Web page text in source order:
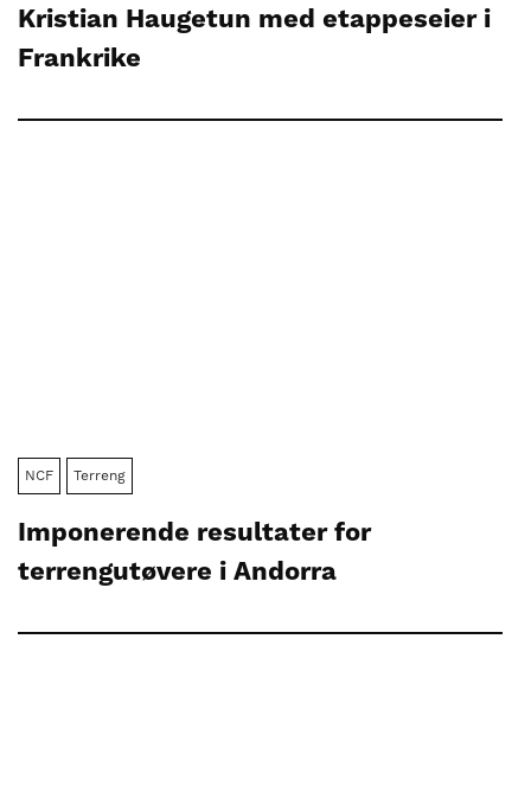
Kristian Haugetun med etappeseier i
Frankrike
NCF Terreng
Imponerende resultater for
terrengutøvere i Andorra